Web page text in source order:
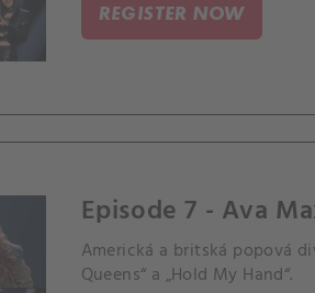
REGISTER NOW
Episode 7 - Ava
Americká a britská popová
Queens“ a „Hold My Hand“.